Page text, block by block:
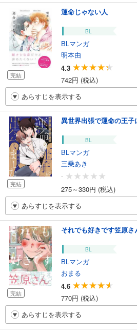
完結
運命じゃない人
BL
BLマンガ
明本由
4.3
742円 (税込)
あらすじを表示する
完結
異世界出張で運命の王子
BL
BLマンガ
三乗あき
-
275～330円 (税込)
あらすじを表示する
完結
それでも好きです笠原さ
BL
BLマンガ
おまる
4.6
770円 (税込)
あらすじを表示する